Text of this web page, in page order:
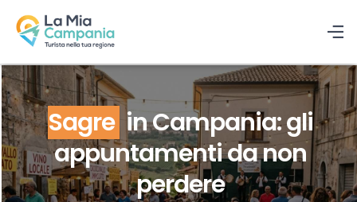
Sagre in Campania: gli
appuntamenti da non
perdere